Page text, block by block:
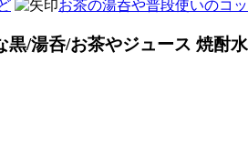
お茶の湯呑や普段使いのコ
/湯呑/お茶やジュース 焼酎